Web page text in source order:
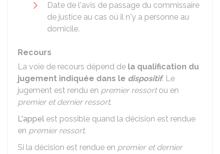
Date de l'avis de passage du commissaire
de justice au cas où il n'y a personne au
domicile.
Recours
La voie de recours dépend de la qualification du
jugement indiquée dans le dispositif. Le
jugement est rendu en premier ressortou en
premier et dernier ressort.
L'appel est possible quand la décision est rendue
en premier ressort.
Si la décision est rendue en premier et dernier